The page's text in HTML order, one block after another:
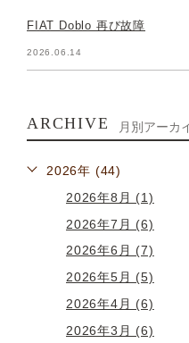
FIAT Doblo 再び故障
2026.06.14
ARCHIVE 月別アーカ
2026年 (44)
2026年8月 (1)
2026年7月 (6)
2026年6月 (7)
2026年5月 (5)
2026年4月 (6)
2026年3月 (6)